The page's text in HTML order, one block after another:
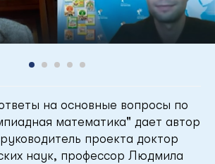
на основные вопросы по
математика" дает автор
проекта доктор
наук, профессор Людмила